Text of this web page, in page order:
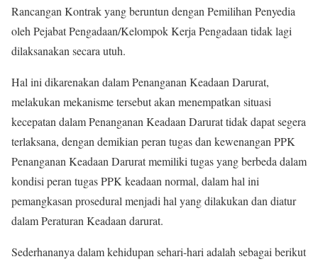
Rancangan Kontrak yang beruntun dengan Pemilihan Penyedia
oleh Pejabat Pengadaan/Kelompok Kerja Pengadaan tidak lagi
dilaksanakan secara utuh.
Hal ini dikarenakan dalam Penanganan Keadaan Darurat,
melakukan mekanisme tersebut akan menempatkan situasi
kecepatan dalam Penanganan Keadaan Darurat tidak dapat segera
terlaksana, dengan demikian peran tugas dan kewenangan PPK
Penanganan Keadaan Darurat memiliki tugas yang berbeda dalam
kondisi peran tugas PPK keadaan normal, dalam hal ini
pemangkasan prosedural menjadi hal yang dilakukan dan diatur
dalam Peraturan Keadaan darurat.
Sederhananya dalam kehidupan sehari-hari adalah sebagai berikut